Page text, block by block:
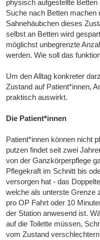
physisch aufgestellte
Suche nach Betten machen
Sahnehäubchen dieses
selbst an Betten wird
möglichst unbegrenzte
werden. Wie soll das
Um den Alltag konkreter
Zustand auf Patient*innen,
praktisch auswirkt.
Die Patient*innen
Patient*innen können nicht
putzen findet seit zwei
von der Ganzkörperpflege
Pflegekraft im Schnitt bis
versorgen hat - das
welche als unterste Grenze
pro OP Fahrt oder 10
der Station anwesend ist.
auf die Toilette müssen,
vom Zustand